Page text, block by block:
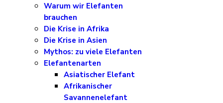
Warum wir Elefanten
brauchen
Die Krise in Afrika
Die Krise in Asien
Mythos: zu viele Elefanten
Elefantenarten
Asiatischer Elefant
Afrikanischer
Savannenelefant